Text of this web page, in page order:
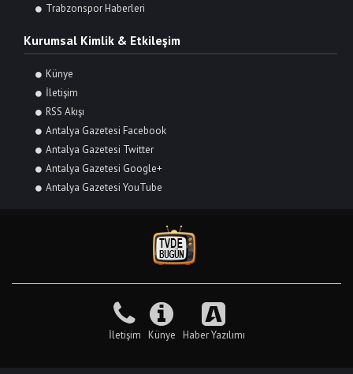
Trabzonspor Haberleri
Kurumsal Kimlik & Etkileşim
Künye
İletişim
RSS Akışı
Antalya Gazetesi Facebook
Antalya Gazetesi Twitter
Antalya Gazetesi Google+
Antalya Gazetesi YouTube
İletişim Künye Haber Yazılımı